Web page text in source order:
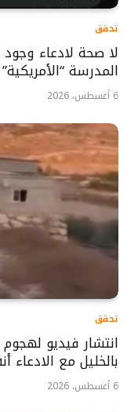
تحقق
لا صحة لادعاء
المدرسة “الأمريكية”
6 أغسطس، 2026
تحقق
انتشار فيديو
بالخليل مع الادعاء
6 أغسطس، 2026